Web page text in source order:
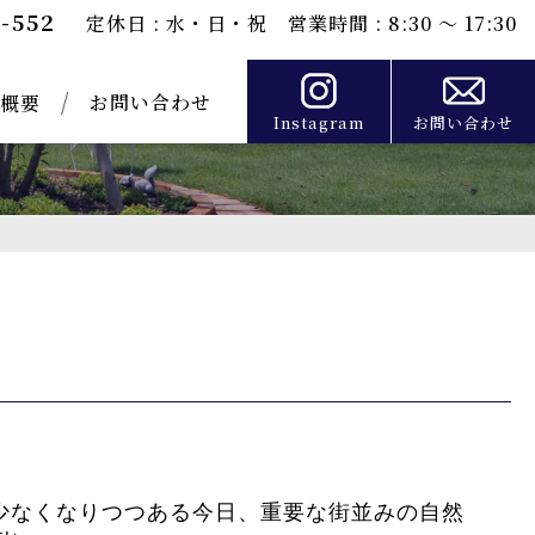
552 定休日 : 水・日・祝 営業時間 : 8:30 ～ 17:30
要 お問い合わせ
Instagram お問い合わせ
くなりつつある今日、重要な街並みの自然